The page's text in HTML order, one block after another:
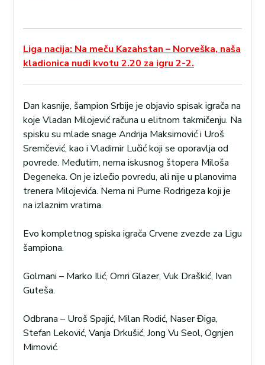
Liga nacija: Na meču Kazahstan – Norveška, naša
kladionica nudi kvotu 2.20 za igru 2-2.
Dan kasnije, šampion Srbije je objavio spisak igrača na
koje Vladan Milojević računa u elitnom takmičenju. Na
spisku su mlade snage Andrija Maksimović i Uroš
Sremčević, kao i Vladimir Lučić koji se oporavlja od
povrede. Međutim, nema iskusnog štopera Miloša
Degeneka. On je izlečio povredu, ali nije u planovima
trenera Milojevića. Nema ni Pume Rodrigeza koji je
na izlaznim vratima.
Evo kompletnog spiska igrača Crvene zvezde za Ligu
šampiona.
Golmani – Marko Ilić, Omri Glazer, Vuk Draškić, Ivan
Guteša.
Odbrana – Uroš Spajić, Milan Rodić, Naser Điga,
Stefan Leković, Vanja Drkušić, Jong Vu Seol, Ognjen
Mimović.